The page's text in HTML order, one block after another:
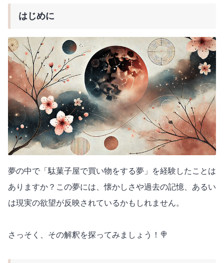
はじめに
夢の中で「駄菓子屋で買い物をする夢」を経験したことは
ありますか？この夢には、懐かしさや過去の記憶、あるい
は現実の欲望が反映されているかもしれません。
さっそく、その解釈を探ってみましょう！🍭